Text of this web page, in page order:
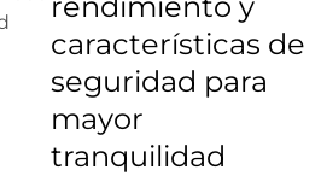
rendimiento y
características de
seguridad para
mayor
tranquilidad